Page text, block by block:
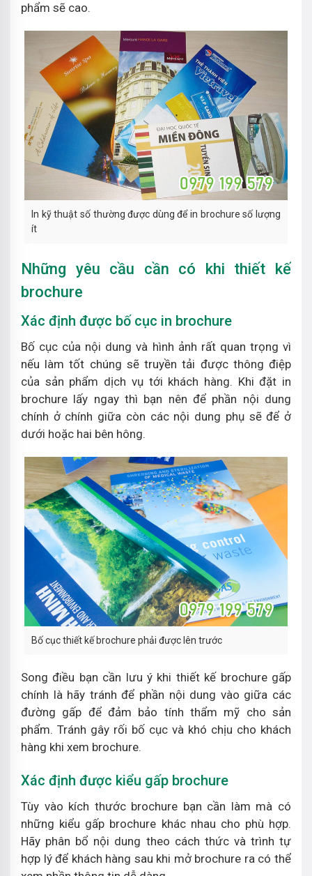
phẩm sẽ cao.
In kỹ thuật số thường được dùng để in brochure số lượng
ít
Những yêu cầu cần có khi thiết kế
brochure
Xác định được bố cục in brochure
Bố cục của nội dung và hình ảnh rất quan trọng vì
nếu làm tốt chúng sẽ truyền tải được thông điệp
của sản phẩm dịch vụ tới khách hàng. Khi đặt in
brochure lấy ngay thì bạn nên để phần nội dung
chính ở chính giữa còn các nội dung phụ sẽ để ở
dưới hoặc hai bên hông.
Bố cục thiết kế brochure phải được lên trước
Song điều bạn cần lưu ý khi thiết kế brochure gấp
chính là hãy tránh để phần nội dung vào giữa các
đường gấp để đảm bảo tính thẩm mỹ cho sản
phẩm. Tránh gây rối bố cục và khó chịu cho khách
hàng khi xem brochure.
Xác định được kiểu gấp brochure
Tùy vào kích thước brochure bạn cần làm mà có
những kiểu gấp brochure khác nhau cho phù hợp.
Hãy phân bổ nội dung theo cách thức và trình tự
hợp lý để khách hàng sau khi mở brochure ra có thể